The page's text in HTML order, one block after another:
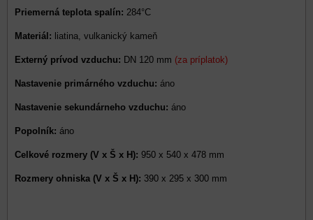
Priemerná teplota spalín: 284°C
Materiál: liatina, vulkanický kameň
Externý prívod vzduchu: DN 120 mm (za príplatok)
Nastavenie primárného vzduchu: áno
Nastavenie sekundárneho vzduchu: áno
Popolník: áno
Celkové rozmery (V x Š x H): 950 x 540 x 478 mm
Rozmery ohniska (V x Š x H): 390 x 295 x 300 mm